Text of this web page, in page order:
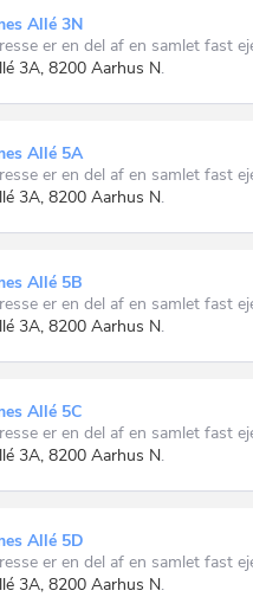
Allé 3N
er en del af en samlet fast
3A, 8200 Aarhus N.
Allé 5A
er en del af en samlet fast
3A, 8200 Aarhus N.
Allé 5B
er en del af en samlet fast
3A, 8200 Aarhus N.
Allé 5C
er en del af en samlet fast
3A, 8200 Aarhus N.
Allé 5D
er en del af en samlet fast
3A, 8200 Aarhus N.